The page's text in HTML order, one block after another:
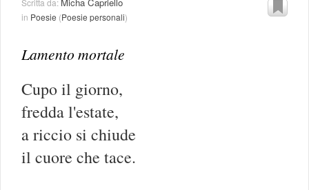
Scritta da: Micha Capriello
in Poesie (Poesie personali)
Lamento mortale
Cupo il giorno,
fredda l'estate,
a riccio si chiude
il cuore che tace.